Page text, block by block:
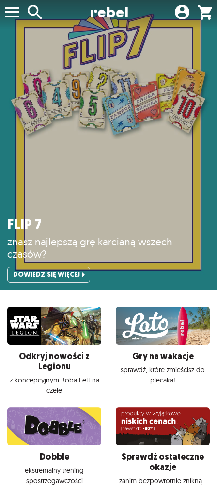
FLIP 7
znasz najlepszą grę karcianą wszech
czasów?
DOWIEDZ SIĘ WIĘCEJ
Odkryj nowości z
Legionu
z koncepcyjnym Boba Fett na
czele
Gry na wakacje
sprawdź, które zmieścisz do
plecaka!
Dobble
ekstremalny trening
spostrzegawczości
Sprawdź ostateczne
okazje
zanim bezpowrotnie znikną...